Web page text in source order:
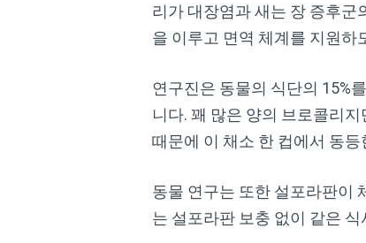
리가 대장염과 새는 장 증후군
을 이루고 면역 체계를 지원하
연구진은 동물의 식단의 15%
니다. 꽤 많은 양의 브로콜리
때문에 이 채소 한 컵에서 동
동물 연구는 또한 설포라판이
는 설포라판 보충 없이 같은